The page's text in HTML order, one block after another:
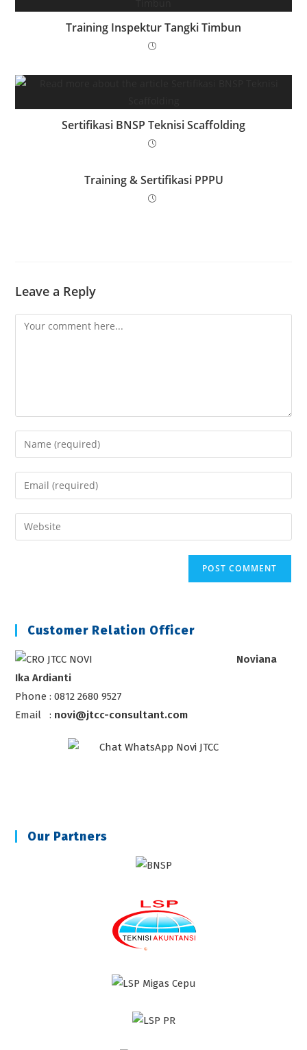
Training Inspektur Tangki Timbun
Sertifikasi BNSP Teknisi Scaffolding
Training & Sertifikasi PPPU
Leave a Reply
Comment
Enter
your
name
comment
Enter
your
email
address
Enter
your
Customer Relation Officer
Noviana
Ika Ardianti
Phone : 0812 2680 9527
Email : novi@jtcc-consultant.com
Our Partners